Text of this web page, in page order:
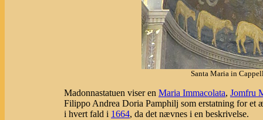
Santa Maria in
Madonnastatuen viser en Maria Immacolata, Jomfru
Filippo Andrea Doria Pamphilj som erstatning for et
i hvert fald i 1664, da det nævnes i en beskrivelse.